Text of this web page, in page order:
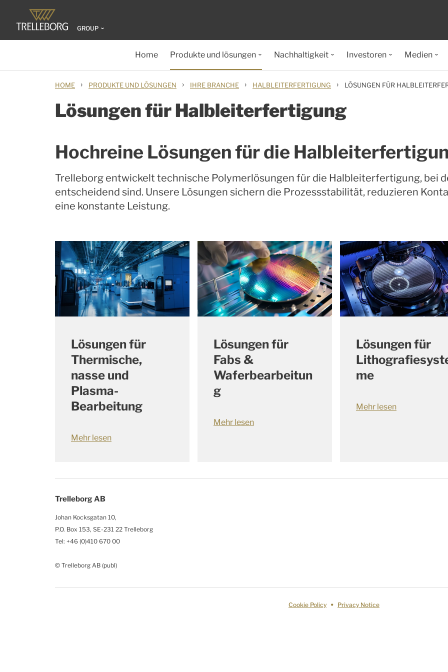
GROUP
Home Produkte und lösungen Nachhaltigkeit Investoren Medien
HOME › PRODUKTE UND LÖSUNGEN › IHRE BRANCHE › HALBLEITERFERTIGUNG › LÖSUNGEN FÜR
Lösungen für Halbleiterfertigung
Hochreine Lösungen für die
Trelleborg entwickelt technische Polymerlösungen für die Halbleiterfertigung, bei
entscheidend sind. Unsere Lösungen sichern die Prozessstabilität, reduzieren
eine konstante Leistung.
Lösungen für
Thermische,
nasse und
Plasma-
Bearbeitung
Mehr lesen
Lösungen für
Fabs &
Waferbearbeitun
g
Mehr lesen
Lösungen für
me
Mehr lesen
Trelleborg AB
Johan Kocksgatan 10,
P.O. Box 153, SE-231 22 Trelleborg
Tel: +46 (0)410 670 00
© Trelleborg AB (publ)
Cookie Policy Privacy Notice